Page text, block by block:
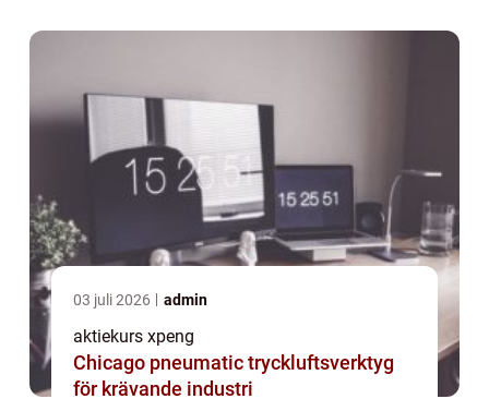
03 juli 2026 admin
aktiekurs xpeng
Chicago pneumatic tryckluftsverktyg
för krävande industri